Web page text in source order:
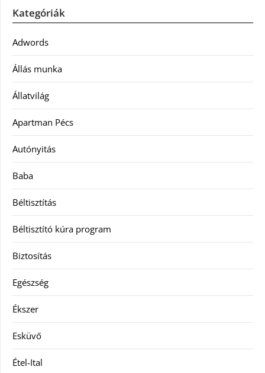
Kategóriák
Adwords
Állás munka
Állatvilág
Apartman Pécs
Autónyitás
Baba
Béltisztítás
Béltisztító kúra program
Biztosítás
Egészség
Ékszer
Esküvő
Étel-Ital